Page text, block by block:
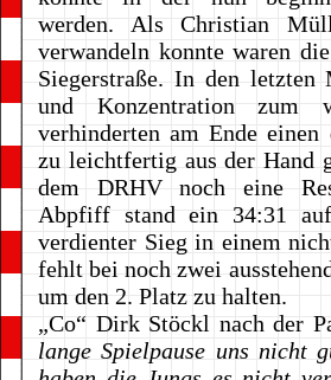
werden. Als Christian
verwandeln konnte waren
Siegerstraße. In den
und Konzentration zum
verhinderten am Ende
zu leichtfertig aus der Hand
dem DRHV noch eine
Abpfiff stand ein 34:31
verdienter Sieg in einem
fehlt bei noch zwei
um den 2. Platz zu halten.
„Co“ Dirk Stöckl nach der
lange Spielpause uns nicht